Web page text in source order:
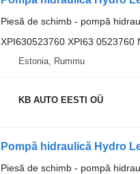
Piesă de schimb - pompă
XPI630523760 XPI63 0523760
Estonia, Rummu
KB AUTO EESTI OÜ
Pompă hidraulică Hydro
Piesă de schimb - pompă